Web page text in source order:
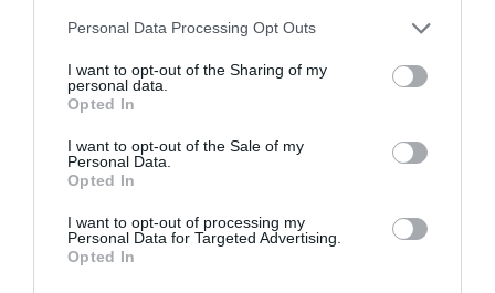
Personal Data Processing Opt Outs
I want to opt-out of the Sharing of my
personal data.
Opted In
I want to opt-out of the Sale of my
Personal Data.
Opted In
I want to opt-out of processing my
Personal Data for Targeted Advertising.
Opted In
» Es una forma de acercarlos a la farmacia para
combatir los bulos sobre la piel, porque cuando los
tienes cerca les ayudas, les enseñas, les explicas, te
siguen y ven que les funciona. Es una puerta de entrada
importante a la farmacia, porque dicen «si la farmacia
me ayudó cuando tenía 16-18 años, el día de mañana,
— ¿Qué acciones puede llevar a cabo una farmacia en